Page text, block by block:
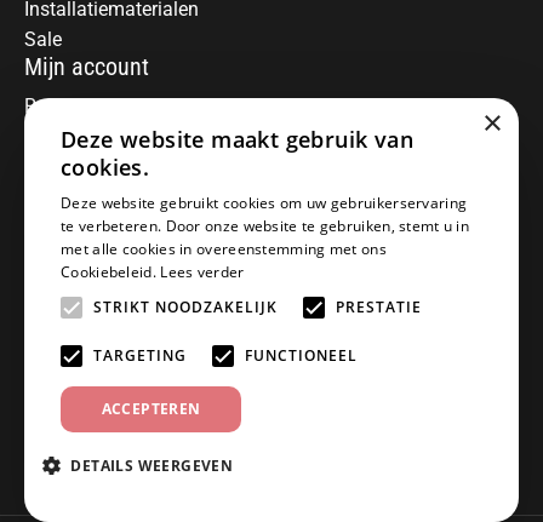
Installatiematerialen
Sale
Mijn account
Registreren
Mijn bestellingen
Informatie
Over ons
Algemene voorwaarden
Disclaimer
Privacy Policy
Betaalmethoden
Retourneren
Klantenservice
Offerte aanvragen
Contact
×
Deze website maakt gebruik van
cookies.
Deze website gebruikt cookies om uw gebruikerservaring
te verbeteren. Door onze website te gebruiken, stemt u in
met alle cookies in overeenstemming met ons
Cookiebeleid. Lees verder
STRIKT NOODZAKELIJK
PRESTATIE
TARGETING FUNCTIONEEL
ACCEPTEREN
DETAILS WEERGEVEN